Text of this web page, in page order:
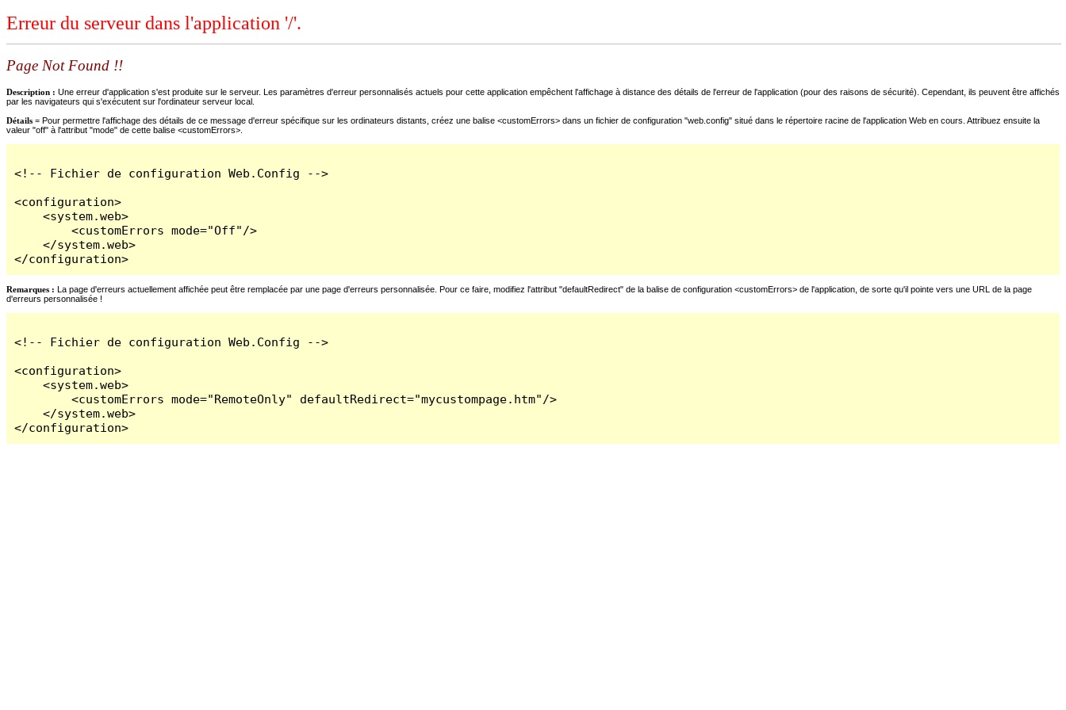
Erreur du serveur dans l'application '/'.
Page Not Found !!
Description : Une erreur d'application s'est produite sur le serveur. Les paramètres d'erreur personnalisés actuels pour cette application empêchent l'affichage à distance des détails de l'erreur de l'application (pour des raisons de sécurité). Cependant, ils peuvent être affichés
par les navigateurs qui s'exécutent sur l'ordinateur serveur local.
Détails = Pour permettre l'affichage des détails de ce message d'erreur spécifique sur les ordinateurs distants, créez une balise <customErrors> dans un fichier de configuration "web.config" situé dans le répertoire racine de l'application Web en cours. Attribuez ensuite la
valeur "off" à l'attribut "mode" de cette balise <customErrors>.
<!-- Fichier de configuration Web.Config -->
<configuration>
    <system.web>
        <customErrors mode="Off"/>
    </system.web>
</configuration>
Remarques : La page d'erreurs actuellement affichée peut être remplacée par une page d'erreurs personnalisée. Pour ce faire, modifiez l'attribut "defaultRedirect" de la balise de configuration <customErrors> de l'application, de sorte qu'il pointe vers une URL de la page
d'erreurs personnalisée !
<!-- Fichier de configuration Web.Config -->
<configuration>
    <system.web>
        <customErrors mode="RemoteOnly" defaultRedirect="mycustompage.htm"/>
    </system.web>
</configuration>